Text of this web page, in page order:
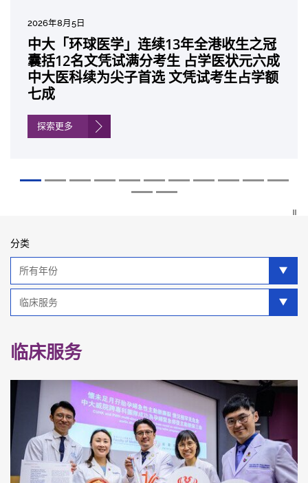
2026年8月5日
中大「环球医学」连续13年全港收生之冠
囊括12名文凭试满分考生 占学医状元六成
中大医科续为尖子首选 文凭试考生占学额
七成
探索更多
2026年7月27日
中大成立崭新 ITECH医疗科技评估平台 推
动健康经济分析及价值医疗
2026年7月10日
中大研发「AI-OCT」系统助测糖尿黄斑水
肿 假阳性转介个案锐减六成 缩短患者轮
候诊症时间
2026年7月10日
中大黄秀娟教授获颁中国工程界最高荣誉
「光华工程科技奖」 成为今届医药衞生领
域唯一香港学者
2026年7月7日
中大新设「香港中文大学凤凰奖学金」嘉
许公开试状元 鼓励学医状元走出课堂放眼
世界 装备21世纪妙手仁医
2026年6月29日
中大全新一站式PGT-Plus方案 精准辨识
传统检测中复杂基因异常「盲点」 降低人
工受孕流产及异常妊娠风险
2026年6月22日
中大发现青光眼治疗新靶点 小鼠实验证实
可恢复七成视力 有助开创崭新神经保护疗
法
2026年6月17日
中大成功拆解肝癌免疫治疗耐药性机制 揭
一种免疫细胞具「除废喂食」新功能助癌
细胞耐药性
2026年6月10日
中大与多名全球专家共同牵头跨国肺癌研
究 逾半晚期ALK阳性肺癌病人七年无恶化
因特定基因异常而引起的肺癌有望变成
「慢性病」 患者可与病共存
探索更多
2026年6月5日
中大教授陈重娥获颁「清野裕杰出领袖
奖」 成为本港首名学者荣膺亚洲糖尿病教
研最高荣誉
2026年6月2日
中大汇聚逾200位区域专家 探讨私人医疗
保险如何推动全民健康覆盖
探索更多
2026年5月19日
中大张源津医生成首位亚洲研究员 荣获国
际泌尿科权威奖项John K. Lattimer 讲座
奖
2026年5月14日
中大取得「从实验室到临床应用」研究突
破 初步证实GLP-1药物可改善严重中风康
复情况
分类
类
临床服务